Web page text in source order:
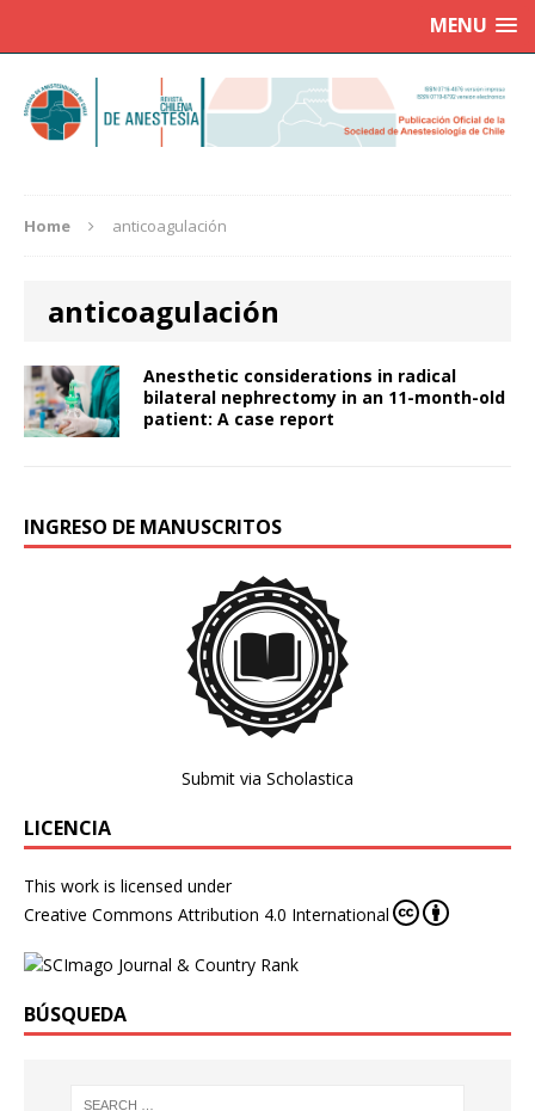
MENU
Home anticoagulación
anticoagulación
Anesthetic considerations in radical
bilateral nephrectomy in an 11-month-old
patient: A case report
INGRESO DE MANUSCRITOS
Submit via Scholastica
LICENCIA
This work is licensed under
Creative Commons Attribution 4.0 International
BÚSQUEDA